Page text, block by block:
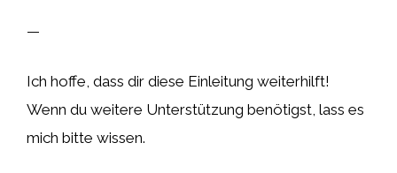
—
Ich hoffe, dass dir diese Einleitung weiterhilft!
Wenn du weitere Unterstützung benötigst, lass es
mich bitte wissen.